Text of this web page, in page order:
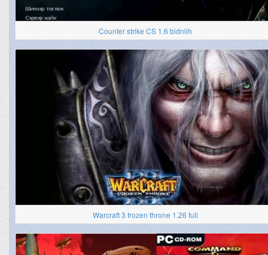
Counter strike CS 1.6 bidniih
Warcraft 3 frozen throne 1.26 full